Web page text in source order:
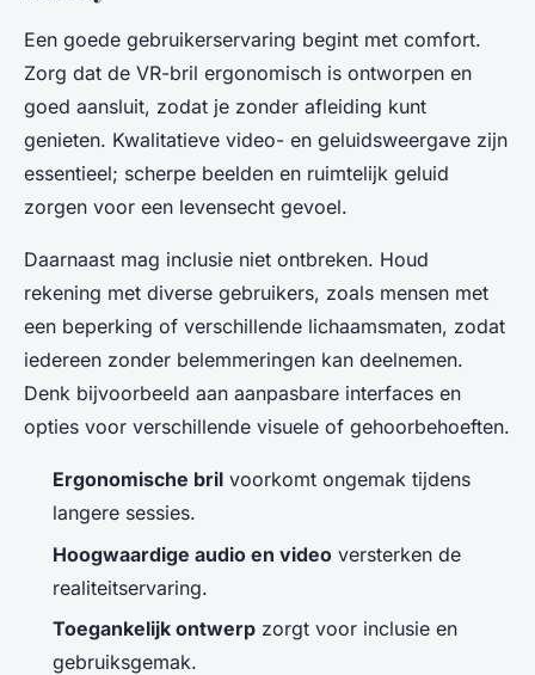
Een goede gebruikerservaring begint met comfort.
Zorg dat de VR-bril ergonomisch is ontworpen en
goed aansluit, zodat je zonder afleiding kunt
genieten. Kwalitatieve video- en geluidsweergave zijn
essentieel; scherpe beelden en ruimtelijk geluid
zorgen voor een levensecht gevoel.
Daarnaast mag inclusie niet ontbreken. Houd
rekening met diverse gebruikers, zoals mensen met
een beperking of verschillende lichaamsmaten, zodat
iedereen zonder belemmeringen kan deelnemen.
Denk bijvoorbeeld aan aanpasbare interfaces en
opties voor verschillende visuele of gehoorbehoeften.
Ergonomische bril voorkomt ongemak tijdens
langere sessies.
Hoogwaardige audio en video versterken de
realiteitservaring.
Toegankelijk ontwerp zorgt voor inclusie en
gebruiksgemak.